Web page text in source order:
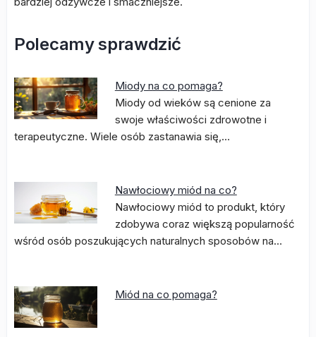
Polecamy sprawdzić
Miody na co pomaga?
Miody od wieków są cenione za
swoje właściwości zdrowotne i
terapeutyczne. Wiele osób zastanawia się,…
Nawłociowy miód na co?
Nawłociowy miód to produkt, który
zdobywa coraz większą popularność
wśród osób poszukujących naturalnych sposobów na…
Miód na co pomaga?